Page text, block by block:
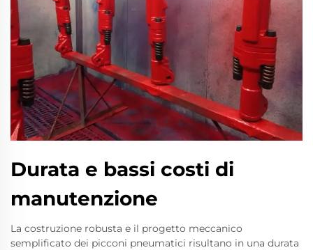
Durata e bassi costi di
manutenzione
La costruzione robusta e il progetto meccanico
semplificato dei picconi pneumatici risultano in una durata